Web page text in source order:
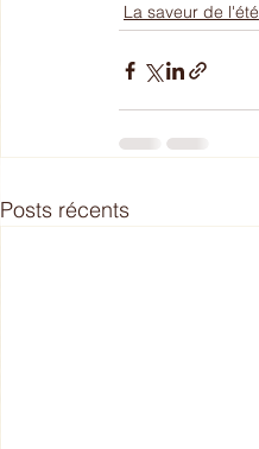
La saveur de l'été
Posts récents